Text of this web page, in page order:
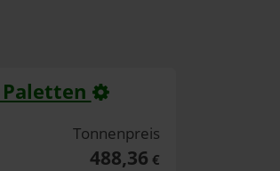
Tonnenpreis
488,36 €